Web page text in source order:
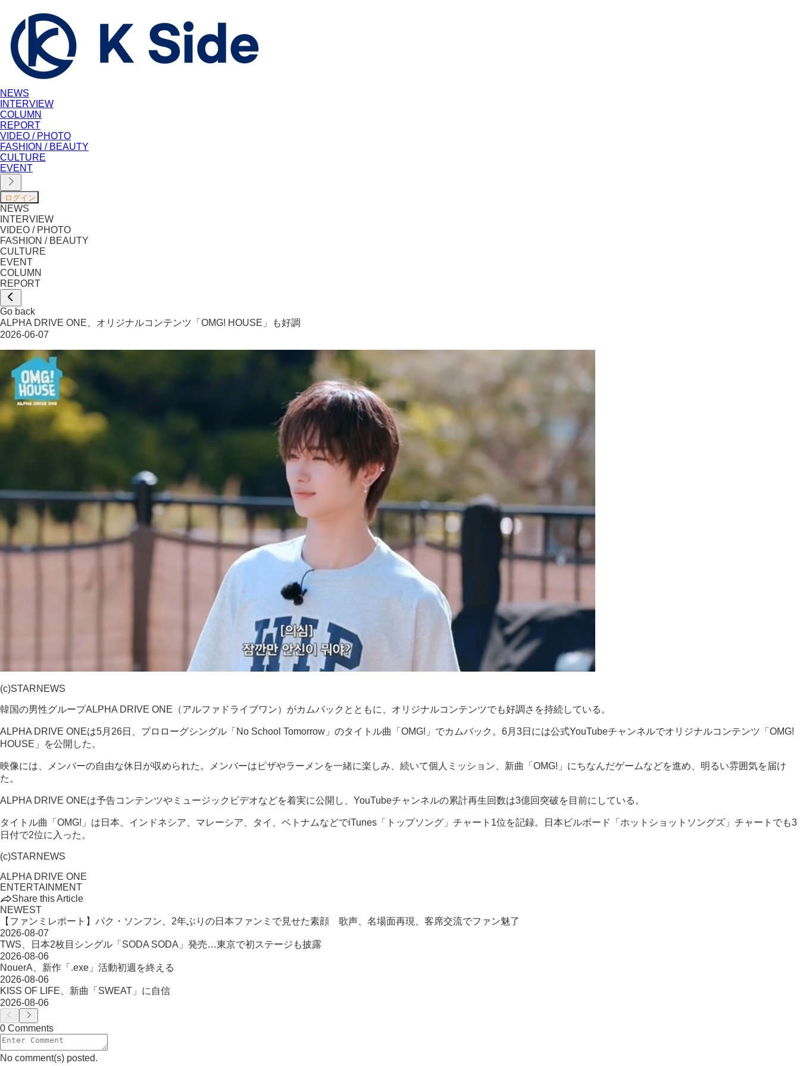
NEWS
INTERVIEW
COLUMN
REPORT
VIDEO / PHOTO
FASHION / BEAUTY
CULTURE
EVENT
NEWS
INTERVIEW
VIDEO / PHOTO
FASHION / BEAUTY
CULTURE
EVENT
COLUMN
REPORT
Go back
ALPHA DRIVE ONE、オリジナルコンテンツ「OMG! HOUSE」も好調
2026-06-07
(c)STARNEWS
韓国の男性グループALPHA DRIVE ONE（アルファドライブワン）がカムバックとともに、オリジナルコンテンツでも好調さを持続している。
ALPHA DRIVE ONEは5月26日、プロローグシングル「No School Tomorrow」のタイトル曲「OMG!」でカムバック。6月3日には公式YouTubeチャンネルでオリジナルコンテンツ「OMG!
HOUSE」を公開した。
映像には、メンバーの自由な休日が収められた。メンバーはピザやラーメンを一緒に楽しみ、続いて個人ミッション、新曲「OMG!」にちなんだゲームなどを進め、明るい雰囲気を届け
た。
ALPHA DRIVE ONEは予告コンテンツやミュージックビデオなどを着実に公開し、YouTubeチャンネルの累計再生回数は3億回突破を目前にしている。
タイトル曲「OMG!」は日本、インドネシア、マレーシア、タイ、ベトナムなどでiTunes「トップソング」チャート1位を記録。日本ビルボード「ホットショットソングズ」チャートでも3
日付で2位に入った。
(c)STARNEWS
ALPHA DRIVE ONE
ENTERTAINMENT
Share this Article
NEWEST
【ファンミレポート】パク・ソンフン、2年ぶりの日本ファンミで見せた素顔 歌声、名場面再現、客席交流でファン魅了
2026-08-07
TWS、日本2枚目シングル「SODA SODA」発売…東京で初ステージも披露
2026-08-06
NouerA、新作「.exe」活動初週を終える
2026-08-06
KISS OF LIFE、新曲「SWEAT」に自信
2026-08-06
0 Comments
No comment(s) posted.